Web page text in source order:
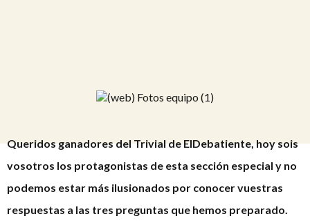
Queridos ganadores del Trivial de ElDebatiente, hoy sois
vosotros los protagonistas de esta sección especial y no
podemos estar más ilusionados por conocer vuestras
respuestas a las tres preguntas que hemos preparado.